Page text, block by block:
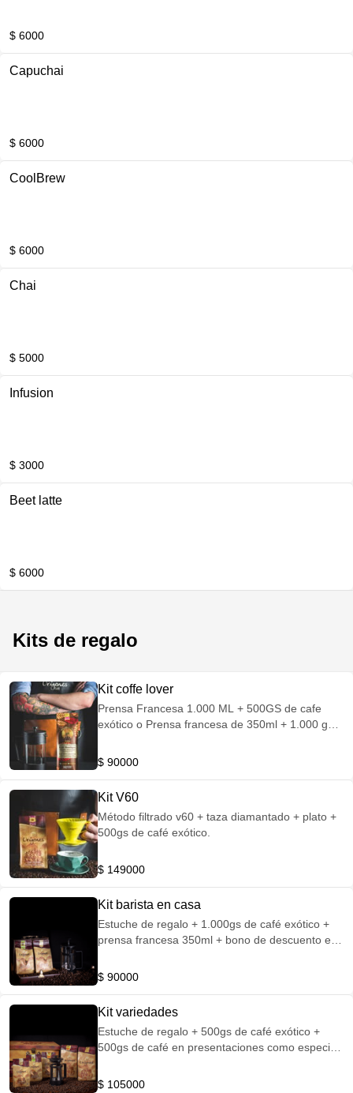
$ 6000
Capuchai
$ 6000
CoolBrew
$ 6000
Chai
$ 5000
Infusion
$ 3000
Beet latte
$ 6000
Kits de regalo
Kit coffe lover
Prensa Francesa 1.000 ML + 500GS de cafe
exótico o Prensa francesa de 350ml + 1.000 gs
$ 90000
Kit V60
Método filtrado v60 + taza diamantado + plato +
500gs de café exótico.
$ 149000
Kit barista en casa
Estuche de regalo + 1.000gs de café exótico +
prensa francesa 350ml + bono de descuento en
$ 90000
Kit variedades
Estuche de regalo + 500gs de café exótico +
500gs de café en presentaciones como especial
bono de descuento en nuestra sede Selina
$ 105000